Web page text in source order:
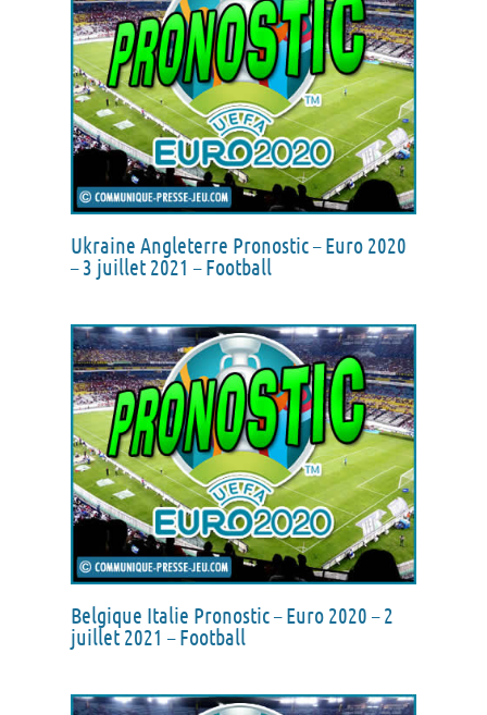
Ukraine Angleterre Pronostic – Euro 2020
– 3 juillet 2021 – Football
Belgique Italie Pronostic – Euro 2020 – 2
juillet 2021 – Football